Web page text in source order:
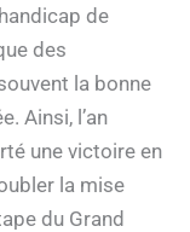
de
des
la bonne
Ainsi, l’an
une victoire en
la mise
du Grand